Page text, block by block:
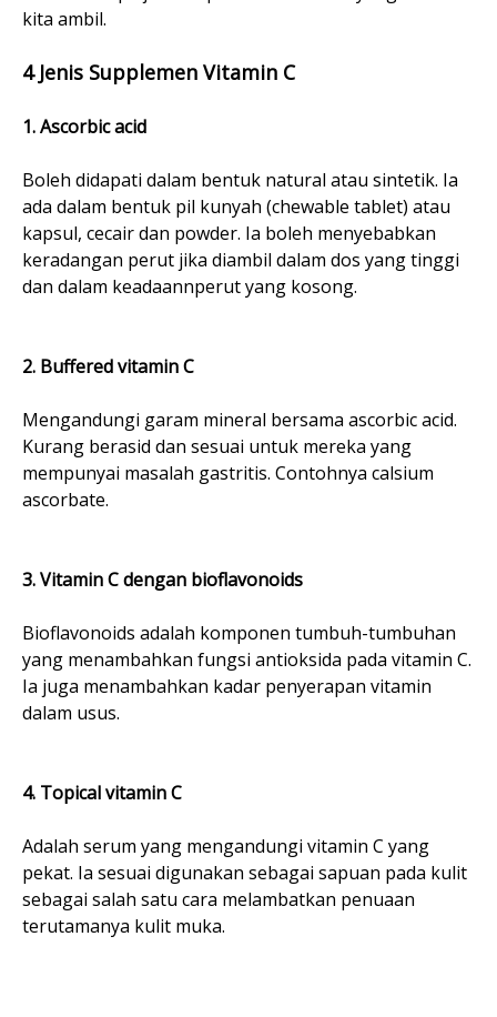
kita ambil.
4 Jenis Supplemen Vitamin C
1. Ascorbic acid
Boleh didapati dalam bentuk natural atau sintetik. Ia
ada dalam bentuk pil kunyah (chewable tablet) atau
kapsul, cecair dan powder. Ia boleh menyebabkan
keradangan perut jika diambil dalam dos yang tinggi
dan dalam keadaannperut yang kosong.
2. Buffered vitamin C
Mengandungi garam mineral bersama ascorbic acid.
Kurang berasid dan sesuai untuk mereka yang
mempunyai masalah gastritis. Contohnya calsium
ascorbate.
3. Vitamin C dengan bioflavonoids
Bioflavonoids adalah komponen tumbuh-tumbuhan
yang menambahkan fungsi antioksida pada vitamin C.
Ia juga menambahkan kadar penyerapan vitamin
dalam usus.
4. Topical vitamin C
Adalah serum yang mengandungi vitamin C yang
pekat. Ia sesuai digunakan sebagai sapuan pada kulit
sebagai salah satu cara melambatkan penuaan
terutamanya kulit muka.